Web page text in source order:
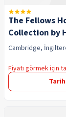
The Fellows
Collection by
Cambridge,
Fiyatı görmek için